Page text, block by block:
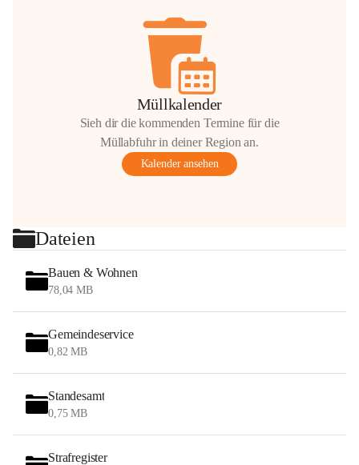
Müllkalender
Sieh dir die kommenden Termine für die
Müllabfuhr in deiner Region an.
Kalender ansehen
Dateien
Bauen & Wohnen
78,04 MB
Gemeindeservice
0,82 MB
Standesamt
0,75 MB
Strafregister